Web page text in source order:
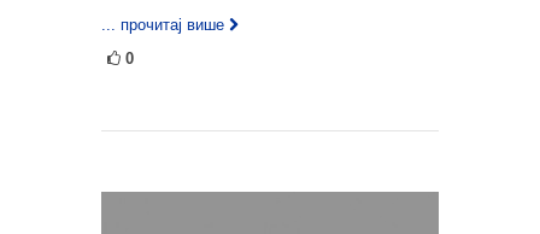
... прочитај више
0